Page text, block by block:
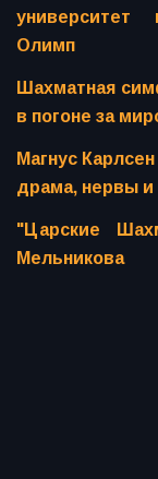
Олимп
Шахматная
в погоне за
Магнус
драма, нервы
"Царские
Мельникова